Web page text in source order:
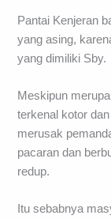
Pantai Kenjeran
yang asing,
yang dimiliki Sby.
Meskipun
terkenal kotor
merusak
pacaran dan
redup.
Itu sebabnya